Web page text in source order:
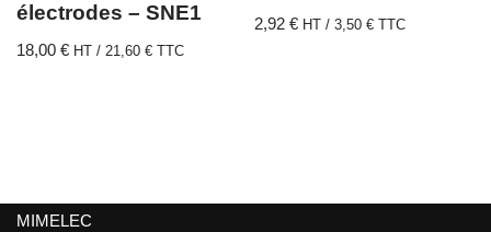
électrodes – SNE1
18,00 € HT / 21,60 € TTC
2,92€ HT /3,50€ TTC
MIMELEC